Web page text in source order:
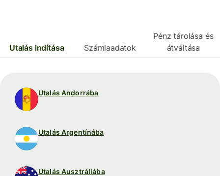
Utalás indítása Számlaadatok
Pénz tárolása és
átváltása
Utalás Andorrába
Utalás Argentínába
Utalás Ausztráliába